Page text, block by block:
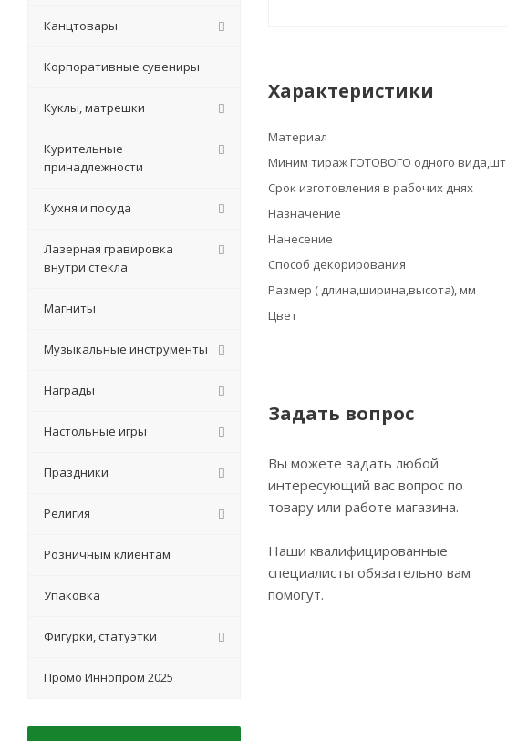
Характеристики
Материал
Миним тираж ГОТОВОГО одного вида,шт
Срок изготовления в рабочих днях
Назначение
Нанесение
Способ декорирования
Размер ( длина,ширина,высота), мм
Цвет
Задать вопрос
Вы можете задать любой
интересующий вас вопрос по
товару или работе магазина.
Наши квалифицированные
специалисты обязательно вам
помогут.
Канцтовары
Корпоративные сувениры
Куклы, матрешки
Курительные
принадлежности
Кухня и посуда
Лазерная гравировка
внутри стекла
Магниты
Музыкальные инструменты
Награды
Настольные игры
Праздники
Религия
Розничным клиентам
Упаковка
Фигурки, статуэтки
Промо Иннопром 2025